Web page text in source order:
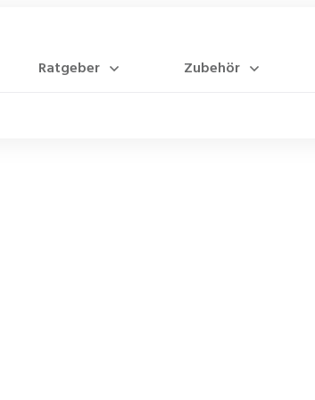
Ratgeber Zubehör